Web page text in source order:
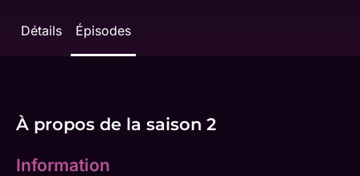
Détails Épisodes
À propos de la saison 2
Information